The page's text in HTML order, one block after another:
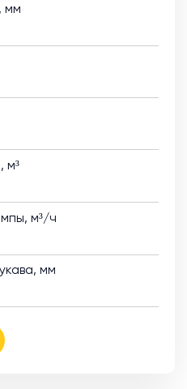
мм
м³
м³/ч
мм